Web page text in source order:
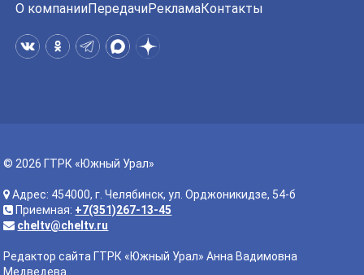
О компанииПередачиРекламаКонтакты
© 2026 ГТРК «Южный Урал»
Адрес: 454000, г. Челябинск, ул. Орджоникидзе, 54-б
Приемная: +7(351)267-13-45
cheltv@cheltv.ru
Редактор сайта ГТРК «Южный Урал» Анна Вадимовна
Медведева